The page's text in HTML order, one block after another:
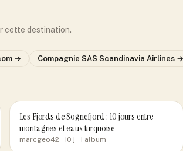
cette destination.
→ Compagnie SAS Scandinavia Airlines →
Les Fjords de Sognefjord : 10 jours entre
montagnes et eaux turquoise
marcgeo42 · 10 j · 1 album